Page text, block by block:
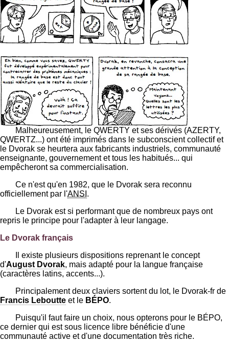
Malheureusement, le QWERTY et ses dérivés (AZERTY,
QWERTZ...) ont été imprimés dans le subconscient collectif et
le Dvorak se heurtera aux fabricants industriels, communauté
enseignante, gouvernement et tous les habitués... qui
empêcheront sa commercialisation.
Ce n'est qu'en 1982, que le Dvorak sera reconnu
officiellement par l'ANSI .
Le Dvorak est si performant que de nombreux pays ont
repris le principe pour l'adapter à leur langage.
Le Dvorak français
Il existe plusieurs dispositions reprenant le concept
d'August Dvorak, mais adapté pour la langue française
(caractères latins, accents...).
Principalement deux claviers sortent du lot, le Dvorak-fr de
Francis Leboutte et le BÉPO.
Puisqu'il faut faire un choix, nous opterons pour le BÉPO,
ce dernier qui est sous licence libre bénéficie d'une
communauté active et d'une documentation très riche.